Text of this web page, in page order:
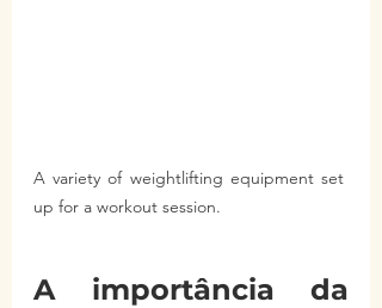
A variety of weightlifting equipment set
up for a workout session.
A importância da